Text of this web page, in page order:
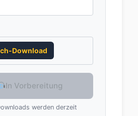
Download
In Vorbereitung
werden derzeit